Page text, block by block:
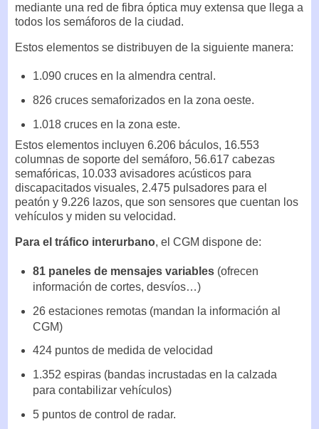
mediante una red de fibra óptica muy extensa que llega a
todos los semáforos de la ciudad.
Estos elementos se distribuyen de la siguiente manera:
1.090 cruces en la almendra central.
826 cruces semaforizados en la zona oeste.
1.018 cruces en la zona este.
Estos elementos incluyen 6.206 báculos, 16.553
columnas de soporte del semáforo, 56.617 cabezas
semafóricas, 10.033 avisadores acústicos para
discapacitados visuales, 2.475 pulsadores para el
peatón y 9.226 lazos, que son sensores que cuentan los
vehículos y miden su velocidad.
Para el tráfico interurbano, el CGM dispone de:
81 paneles de mensajes variables(ofrecen
información de cortes, desvíos…)
26 estaciones remotas (mandan la información al
CGM)
424 puntos de medida de velocidad
1.352 espiras (bandas incrustadas en la calzada
para contabilizar vehículos)
5 puntos de control de radar.